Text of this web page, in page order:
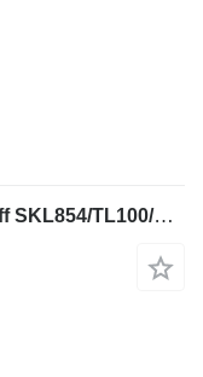
Шестеренный насос Terex Schaeff SKL854/TL100/TL120 - 5100620029 - Gearpump для фронтального погрузчика